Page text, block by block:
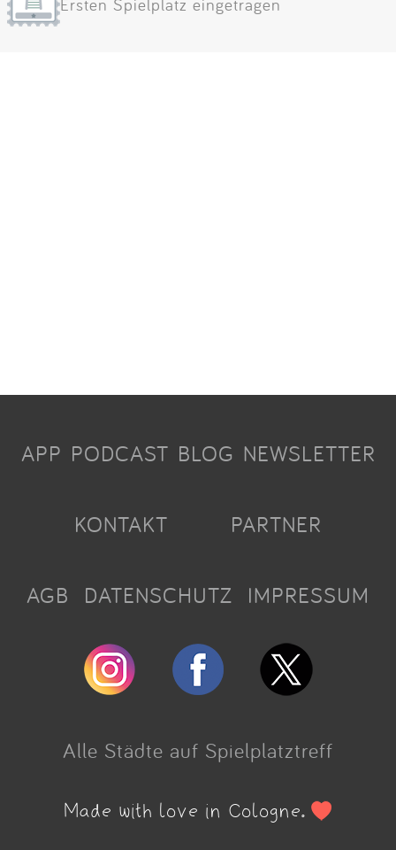
APP PODCAST BLOG NEWSLETTER
KONTAKT PARTNER
AGB DATENSCHUTZ IMPRESSUM
Alle Städte auf Spielplatztreff
Made with love in Cologne.